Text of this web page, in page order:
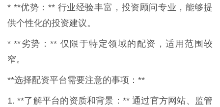
* **优势：** 行业经验丰富，投资顾问专业，能够提
供个性化的投资建议。
* **劣势：** 仅限于特定领域的配资，适用范围较
窄。
**选择配资平台需要注意的事项：**
1. **了解平台的资质和背景：** 通过官方网站、监管